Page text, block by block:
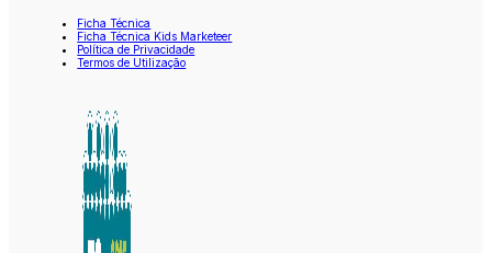
Ficha Técnica
Ficha Técnica Kids Marketeer
Política de Privacidade
Termos de Utilização